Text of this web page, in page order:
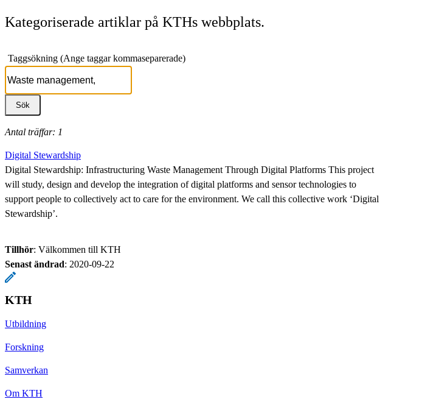
Kategoriserade artiklar på KTHs webbplats.
Taggsökning (Ange taggar kommaseparerade)
Antal träffar: 1
Digital Stewardship
Digital Stewardship: Infrastructuring Waste Management Through Digital Platforms This project
will study, design and develop the integration of digital platforms and sensor technologies to
support people to collectively act to care for the environment. We call this collective work ‘Digital
Stewardship’.
Tillhör: Välkommen till KTH
Senast ändrad: 2020-09-22
KTH
Utbildning
Forskning
Samverkan
Om KTH